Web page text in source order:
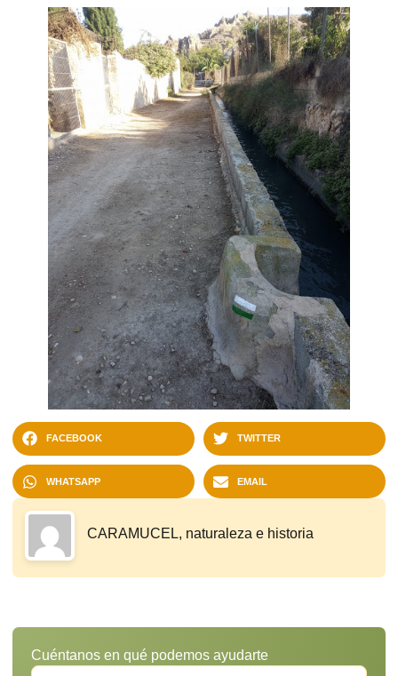
FACEBOOK TWITTER
WHATSAPP EMAIL
CARAMUCEL, naturaleza e historia
Cuéntanos en qué podemos ayudarte